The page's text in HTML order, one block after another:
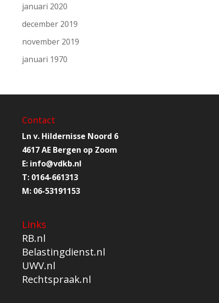
januari 2020
december 2019
november 2019
januari 1970
Contact
Ln v. Hildernisse Noord 6
4617 AE Bergen op Zoom
E: info@vdkb.nl
T: 0164-661313
M: 06-53191153
Links
RB.nl
Belastingdienst.nl
UWV.nl
Rechtspraak.nl